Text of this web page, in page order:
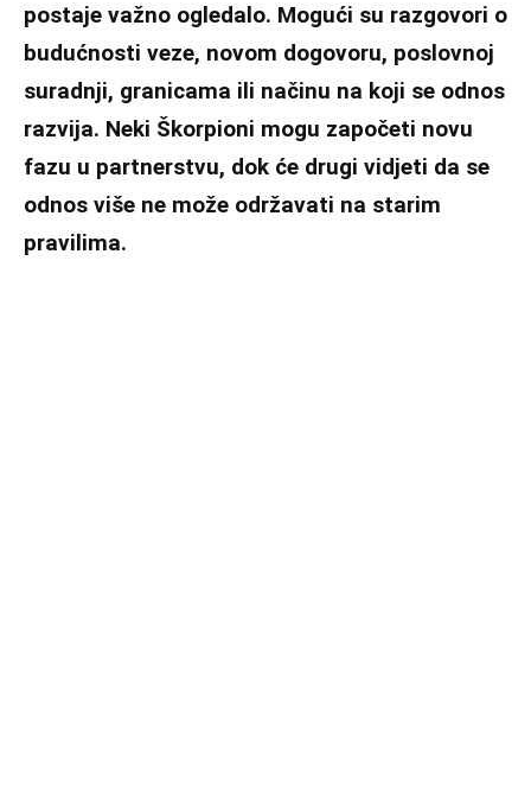
postaje važno ogledalo. Mogući su razgovori o
budućnosti veze, novom dogovoru, poslovnoj
suradnji, granicama ili načinu na koji se odnos
razvija. Neki Škorpioni mogu započeti novu
fazu u partnerstvu, dok će drugi vidjeti da se
odnos više ne može održavati na starim
pravilima.